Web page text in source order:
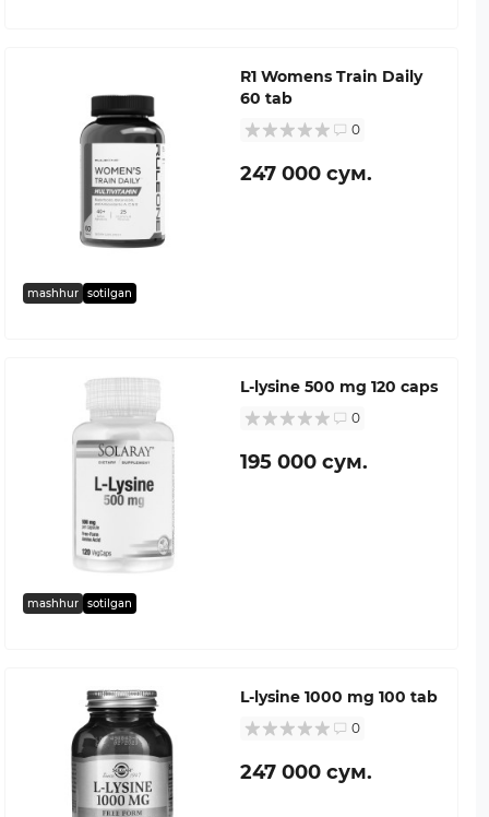
mashhur sotilgan
R1 Womens Train Daily
60 tab
0
247 000 сум.
mashhur sotilgan
L-lysine 500 mg 120 caps
0
195 000 сум.
L-lysine 1000 mg 100 tab
0
247 000 сум.